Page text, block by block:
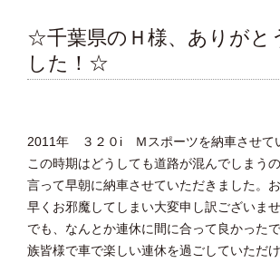
☆千葉県のＨ様、ありがと
した！☆
2011年 ３２０i Ｍスポーツを納車させて
この時期はどうしても道路が混んでしまう
言って早朝に納車させていただきました。
早くお邪魔してしまい大変申し訳ございま
でも、なんとか連休に間に合って良かった
族皆様で車で楽しい連休を過ごしていただ